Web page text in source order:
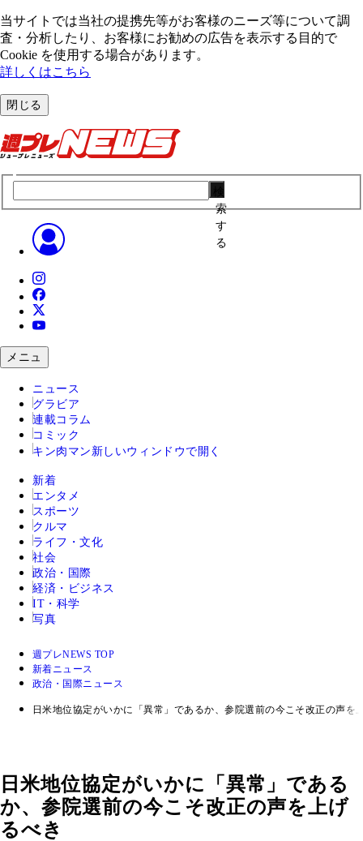
当サイトでは当社の提携先等がお客様のニーズ等について調
査・分析したり、お客様にお勧めの広告を表⽰する⽬的で
Cookie を使⽤する場合があります。
詳しくはこちら
閉じる
索
す
る
メニュ
ニュース
グラビア
連載コラム
コミック
キン肉マン 新しいウィンドウで開く
新着
エンタメ
スポーツ
クルマ
ライフ・文化
社会
政治・国際
経済・ビジネス
IT・科学
写真
週プレNEWS TOP
新着ニュース
政治・国際ニュース
日米地位協定がいかに「異常」であるか、参院選前の今こそ改正の声を
日米地位協定がいかに「異常」である
か、参院選前の今こそ改正の声を上げ
るべき